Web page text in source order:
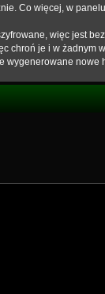
Co więcej, w
więc jest
chroń je i w żadnym
wygenerowane nowe